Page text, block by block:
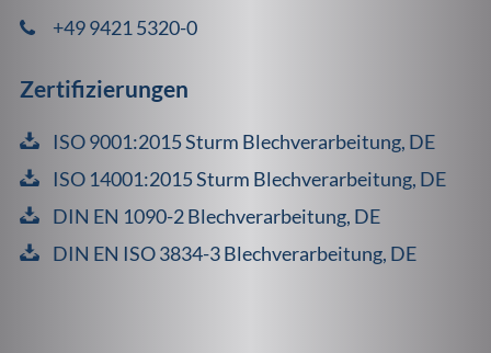
+49 9421 5320-0
Zertifizierungen
ISO 9001:2015 Sturm Blechverarbeitung, DE
ISO 14001:2015 Sturm Blechverarbeitung, DE
DIN EN 1090-2 Blechverarbeitung, DE
DIN EN ISO 3834-3 Blechverarbeitung, DE